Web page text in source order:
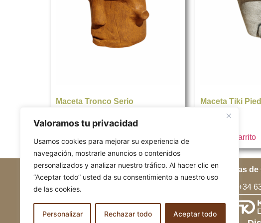
Valoramos tu privacidad
Usamos cookies para mejorar su experiencia de
navegación, mostrarle anuncios o contenidos
personalizados y analizar nuestro tráfico. Al hacer clic en
“Aceptar todo” usted da su consentimiento a nuestro uso
de las cookies.
Personalizar Rechazar todo Aceptar todo
Maceta Tronco Serio
Añadir al carrito
Maceta Tiki
Añadir al carrito
Accesibilidad Aviso Legal Políticas de
+34